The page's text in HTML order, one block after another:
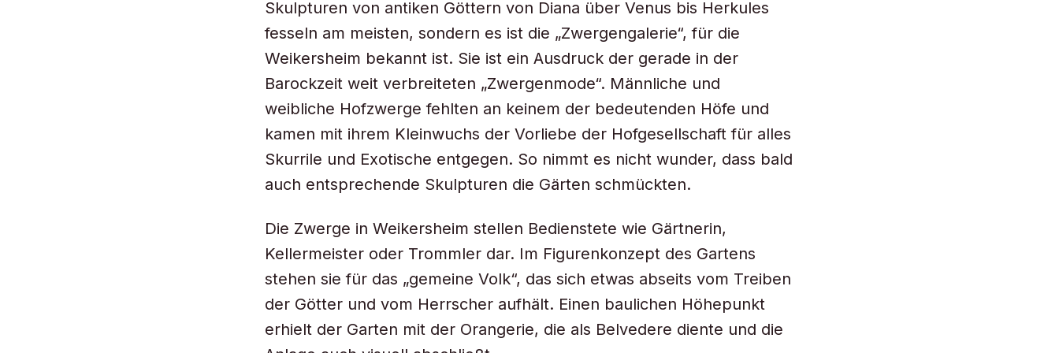
Skulpturen von antiken Göttern von Diana über Venus bis Herkules
fesseln am meisten, sondern es ist die „Zwergengalerie“, für die
Weikersheim bekannt ist. Sie ist ein Ausdruck der gerade in der
Barockzeit weit verbreiteten „Zwergenmode“. Männliche und
weibliche Hofzwerge fehlten an keinem der bedeutenden Höfe und
kamen mit ihrem Kleinwuchs der Vorliebe der Hofgesellschaft für alles
Skurrile und Exotische entgegen. So nimmt es nicht wunder, dass bald
auch entsprechende Skulpturen die Gärten schmückten.
Die Zwerge in Weikersheim stellen Bedienstete wie Gärtnerin,
Kellermeister oder Trommler dar. Im Figurenkonzept des Gartens
stehen sie für das „gemeine Volk“, das sich etwas abseits vom Treiben
der Götter und vom Herrscher aufhält. Einen baulichen Höhepunkt
erhielt der Garten mit der Orangerie, die als Belvedere diente und die